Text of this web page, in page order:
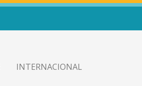
INTERNACIONAL